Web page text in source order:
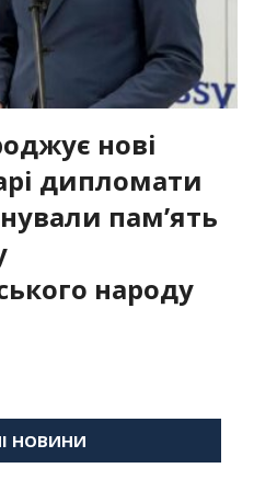
нові
дипломати
пам’ять
народу
НОВИНИ